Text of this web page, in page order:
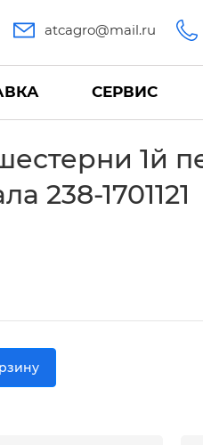
atcagro@mail.ru
СЕРВИС
1й
238-1701121